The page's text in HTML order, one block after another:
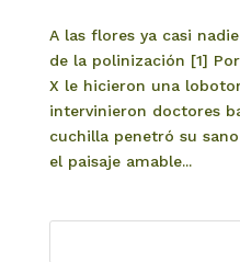
A las flores ya casi
de la polinización [1]
X le hicieron una
intervinieron doctores
cuchilla penetró su
el paisaje amable...